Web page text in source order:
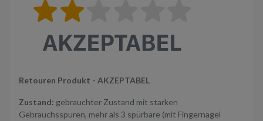
Retouren Produkt - AKZEPTABEL
Zustand: gebrauchter Zustand mit starken
Gebrauchsspuren, mehr als 3 spürbare (mit Fingernagel